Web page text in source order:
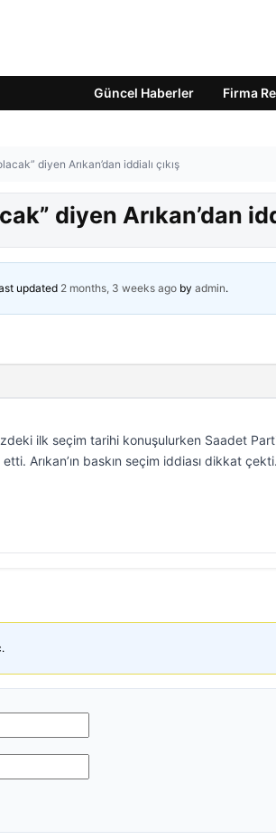
Güncel Haberler Firma
diyen Arıkan’dan iddialı çıkış
diyen Arıkan’dan
updated 2 months, 3 weeks ago by admin.
ilk seçim tarihi konuşulurken Saadet
etti. Arıkan’ın baskın seçim iddiası dikkat çekti.